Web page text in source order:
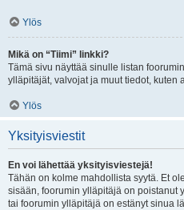
Ylös
Mikä on “Tiimi” linkki?
Tämä sivu näyttää sinulle listan
ylläpitäjät, valvojat ja muut tiedot, kuten
Ylös
Yksityisviestit
En voi lähettää yksityisviestejä!
Tähän on kolme mahdollista syytä. Et
sisään, foorumin ylläpitäjä on poistanut
tai foorumin ylläpitäjä on estänyt sinua